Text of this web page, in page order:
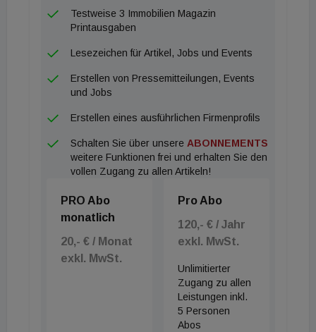
Im österreichweiten Durchschnitt kostete ein
Einfamilienhaus 340.223 Euro, was einem Plus von
+2,0 % gegenüber dem Vorjahr entspricht.
Entwicklung: Inflationsbereinigt sind
Lebenshaltungskosten stiegen, blieb der
Preiszuwachs bei Gebrauchtimmobilien hinter der
Die Schere zwischen dem Westen Österreichs
sowie Wien und dem Rest des Landes bleibt weit
geöffnet. Während in der Bundeshauptstadt und in
den westlichen Bundesländern Durchschnittspreise
von über 626.100 Euro üblich sind, liegen die Werte
in Oberösterreich sowie im Süden und Osten unter
Testweise 3 Immobilien Magazin
Printausgaben
Lesezeichen für Artikel, Jobs und Events
Erstellen von Pressemitteilungen, Events
und Jobs
Erstellen eines ausführlichen Firmenprofils
Schalten Sie über unsere ABONNEMENTS
weitere Funktionen frei und erhalten Sie den
vollen Zugang zu allen Artikeln!
PRO Abo
monatlich
20,- € / Monat
exkl. MwSt.
Pro Abo
120,- € / Jahr
exkl. MwSt.
Unlimitierter
Zugang zu allen
Leistungen inkl.
5 Personen
Abos